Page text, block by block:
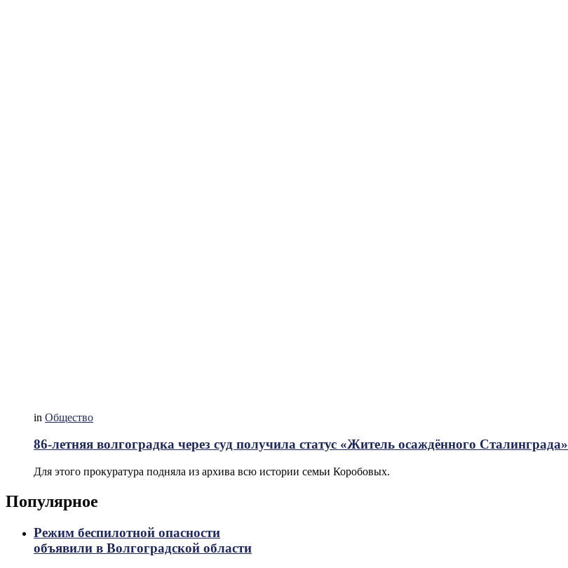
in Общество
86-летняя волгоградка через суд получила статус «Житель осаждённого Сталинграда»
Для этого прокуратура подняла из архива всю истории семьи Коробовых.
Популярное
Режим беспилотной опасности
объявили в Волгоградской области